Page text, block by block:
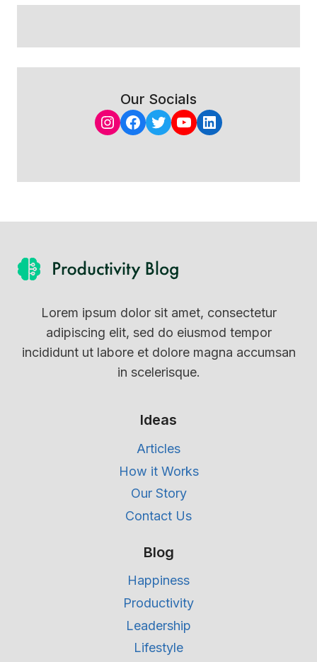
Our Socials
Instagram
Facebook
Twitter
YouTube
LinkedIn
Lorem ipsum dolor sit amet, consectetur
adipiscing elit, sed do eiusmod tempor
incididunt ut labore et dolore magna accumsan
in scelerisque.
Ideas
Articles
How it Works
Our Story
Contact Us
Blog
Happiness
Productivity
Leadership
Lifestyle